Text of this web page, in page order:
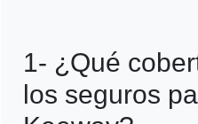
1- ¿Qué
los seguros